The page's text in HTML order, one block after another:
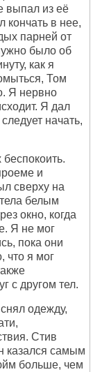
выпал из её
кончать в нее,
парней от
было об
как я
Том
Я нервно
Я дал
начать,
и
сверху на
белым
окно, когда
Я не мог
пока они
что я мог
с другом тел.
одежду,
Стив
казался самым
больше, чем